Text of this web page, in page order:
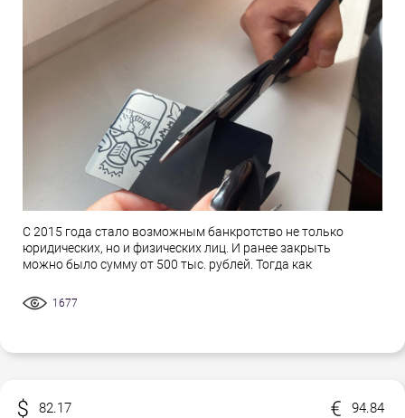
С 2015 года стало возможным банкротство не только
юридических, но и физических лиц. И ранее закрыть
можно было сумму от 500 тыс. рублей. Тогда как
1677
82.17
94.84